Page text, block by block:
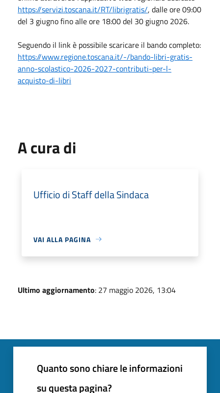
https://servizi.toscana.it/RT/librigratis/, dalle ore 09:00
del 3 giugno fino alle ore 18:00 del 30 giugno 2026.
Seguendo il link è possibile scaricare il bando completo:
https://www.regione.toscana.it/-/bando-libri-gratis-
anno-scolastico-2026-2027-contributi-per-l-
acquisto-di-libri
A cura di
Ufficio di Staff della Sindaca
VAI ALLA PAGINA
Ultimo aggiornamento: 27 maggio 2026, 13:04
Quanto sono chiare le informazioni
su questa pagina?